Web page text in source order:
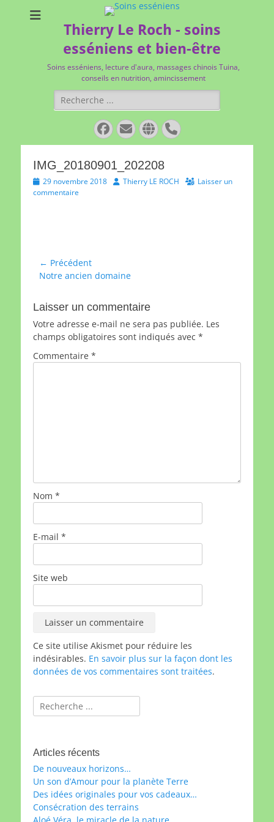
Thierry Le Roch - soins
esséniens et bien-être
Soins esséniens, lecture d'aura, massages chinois Tuina,
conseils en nutrition, amincissement
Rechercher :
Facebook
E-
mail
Site
web
Tél
IMG_20180901_202208
Posted
on
29 novembre 2018 Author
Thierry LE ROCH
Laisser un
commentaire
Navigation
de
← Précédent
Article
Notre ancien domaine
Laisser un commentaire
Votre adresse e-mail ne sera pas publiée. Les
champs obligatoires sont indiqués avec *
Commentaire *
Nom *
E-mail *
Site web
Ce site utilise Akismet pour réduire les
indésirables. En savoir plus sur la façon dont les
données de vos commentaires sont traitées.
Rechercher :
Articles récents
De nouveaux horizons…
Un son d’Amour pour la planète Terre
Des idées originales pour vos cadeaux…
Consécration des terrains